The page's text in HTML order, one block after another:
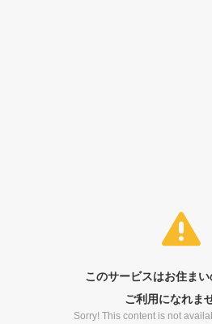
このサービスはお住ま
ご利用になれま
Sorry! This content is not